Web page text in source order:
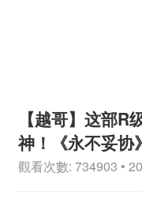
【越哥】这部
神！《永不妥协》
觀看次數: 734903 •